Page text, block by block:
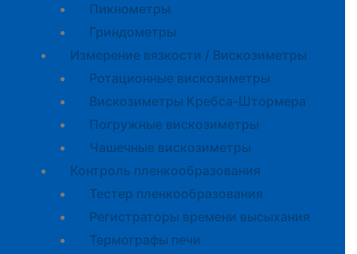
Пикнометры
Гриндометры
Измерение вязкости / Вискозиметры
Ротационные вискозиметры
Вискозиметры Кребса-Штормера
Погружные вискозиметры
Чашечные вискозиметры
Контроль пленкообразования
Тестер пленкообразования
Регистраторы времени высыхания
Термографы печи